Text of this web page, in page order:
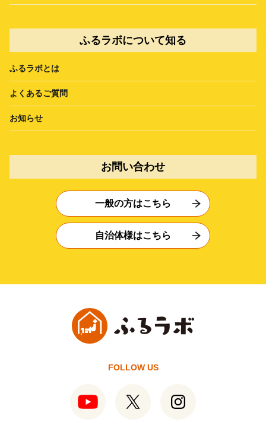
ふるラボについて知る
ふるラボとは
よくあるご質問
お知らせ
お問い合わせ
一般の方はこちら
自治体様はこちら
FOLLOW US